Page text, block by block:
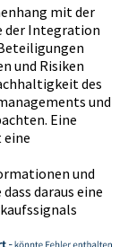
mit der
der Integration
und Risiken
des
und
Eine
und
daraus eine